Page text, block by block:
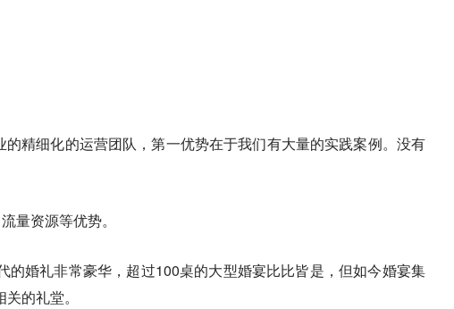
精细化的运营团队，第一优势在于我们有大量的实践案例。没有
量资源等优势。
的婚礼非常豪华，超过100桌的大型婚宴比比皆是，但如今婚宴集
的礼堂。